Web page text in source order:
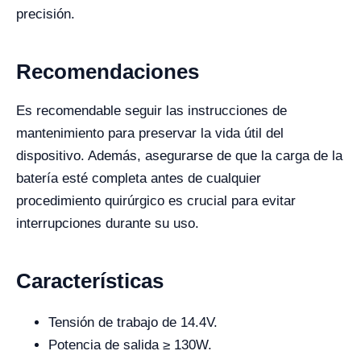
precisión.
Recomendaciones
Es recomendable seguir las instrucciones de
mantenimiento para preservar la vida útil del
dispositivo. Además, asegurarse de que la carga de la
batería esté completa antes de cualquier
procedimiento quirúrgico es crucial para evitar
interrupciones durante su uso.
Características
Tensión de trabajo de 14.4V.
Potencia de salida ≥ 130W.